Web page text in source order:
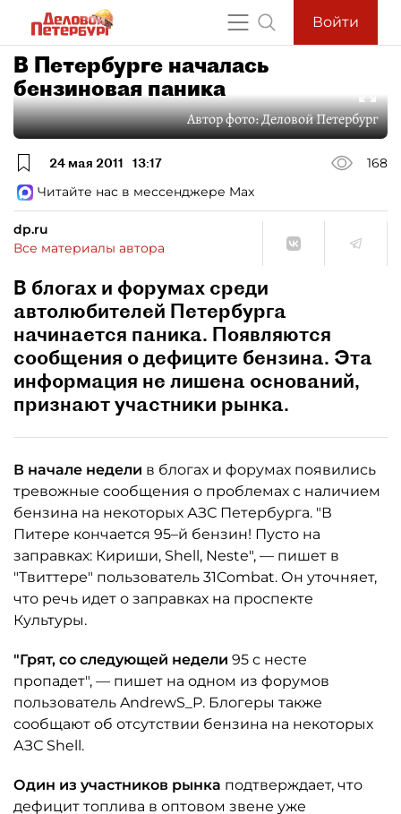
Войти
В Петербурге началась
бензиновая паника
Автор фото:Деловой Петербург
24 мая 2011 13:17
168
Читайте нас в мессенджере Max
dp.ru
Все материалы автора
В блогах и форумах среди
автолюбителей Петербурга
начинается паника. Появляются
сообщения о дефиците бензина. Эта
информация не лишена оснований,
признают участники рынка.
В начале недели в блогах и форумах появились
тревожные сообщения о проблемах с наличием
бензина на некоторых АЗС Петербурга. "В
Питере кончается 95–й бензин! Пусто на
заправках: Кириши, Shell, Neste", — пишет в
"Твиттере" пользователь 31Combat. Он уточняет,
что речь идет о заправках на проспекте
Культуры.
"Грят, со следующей недели 95 с несте
пропадет", — пишет на одном из форумов
пользователь AndrewS_P. Блогеры также
сообщают об отсутствии бензина на некоторых
АЗС Shell.
Один из участников рынка подтверждает, что
дефицит топлива в оптовом звене уже